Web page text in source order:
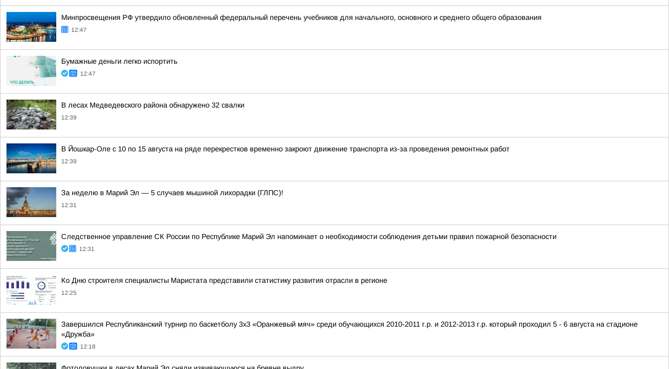
Минпросвещения РФ утвердило обновленный федеральный перечень учебников для начального, основного и среднего общего образования
12:47
Бумажные деньги легко испортить
12:47
В лесах Медведевского района обнаружено 32 свалки
12:39
В Йошкар-Оле с 10 по 15 августа на ряде перекрестков временно закроют движение транспорта из-за проведения ремонтных работ
12:39
За неделю в Марий Эл — 5 случаев мышиной лихорадки (ГЛПС)!
12:31
Следственное управление СК России по Республике Марий Эл напоминает о необходимости соблюдения детьми правил пожарной безопасности
12:31
Ко Дню строителя специалисты Маристата представили статистику развития отрасли в регионе
12:25
Завершился Республиканский турнир по баскетболу 3х3 «Оранжевый мяч» среди обучающихся 2010-2011 г.р. и 2012-2013 г.р. который проходил 5 - 6 августа на стадионе
«Дружба»
12:18